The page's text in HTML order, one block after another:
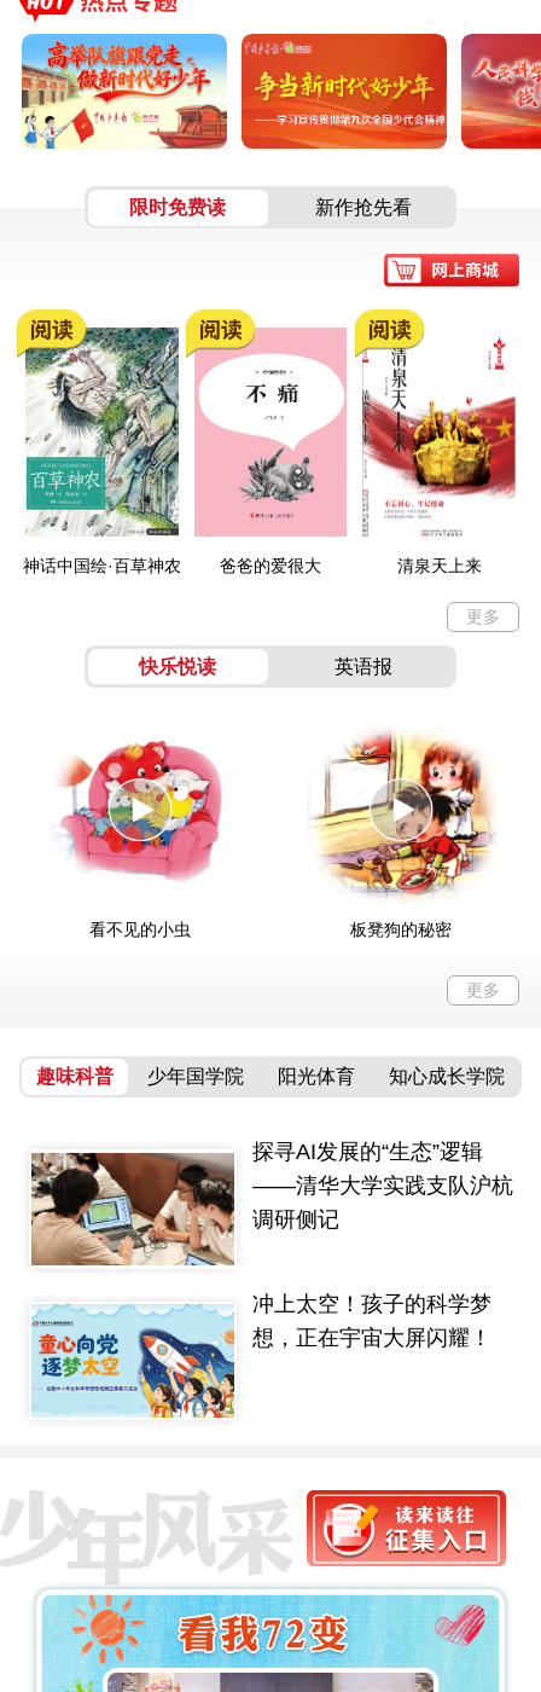
限时免费读 新作抢先看
神话中国绘·百草神农 爸爸的爱很大 清泉天上来
更多
快乐悦读 英语报
看不见的小虫 板凳狗的秘密
更多
趣味科普 少年国学院 阳光体育 知心成长学院
探寻AI发展的“生态”逻辑
——清华大学实践支队沪杭
调研侧记
冲上太空！孩子的科学梦
想，正在宇宙大屏闪耀！
风采